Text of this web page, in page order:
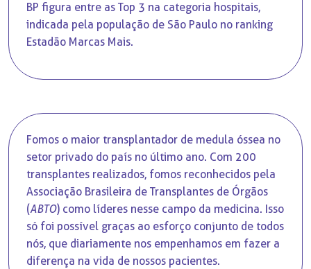
BP figura entre as Top 3 na categoria hospitais,
indicada pela população de São Paulo no ranking
Estadão Marcas Mais.
Fomos o maior transplantador de medula óssea no
setor privado do país no último ano. Com 200
transplantes realizados, fomos reconhecidos pela
Associação Brasileira de Transplantes de Órgãos
(ABTO) como líderes nesse campo da medicina. Isso
só foi possível graças ao esforço conjunto de todos
nós, que diariamente nos empenhamos em fazer a
diferença na vida de nossos pacientes.